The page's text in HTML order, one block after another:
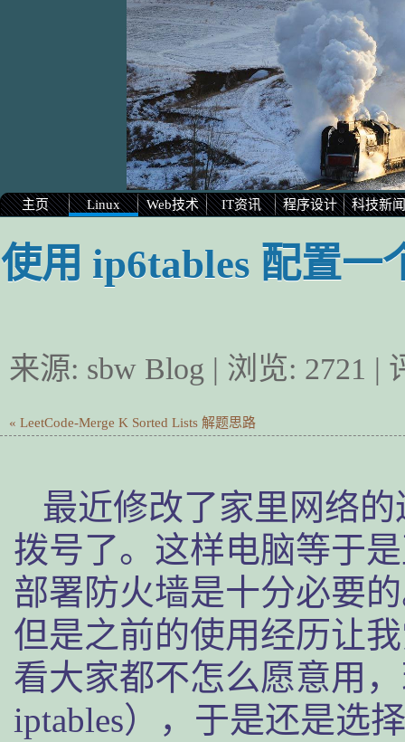
主页 Linux Web技术 IT资讯 程序设计 科技新闻
使用 ip6tables 配置一
来源: sbw Blog | 浏览: 2721 |
« LeetCode-Merge K Sorted Lists 解题思路
最近修改了家里网络
拨号了。这样电脑等于
部署防火墙是十分必要
但是之前的使用经历让
看大家都不怎么愿意用
iptables），于是还是选